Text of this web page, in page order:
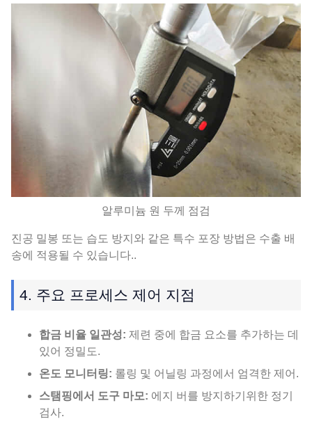
알루미늄 원 두께 점검
진공 밀봉 또는 습도 방지와 같은 특수 포장 방법은 수출 배
송에 적용될 수 있습니다..
4. 주요 프로세스 제어 지점
합금 비율 일관성: 제련 중에 합금 요소를 추가하는 데
있어 정밀도.
온도 모니터링: 롤링 및 어닐링 과정에서 엄격한 제어.
스탬핑에서 도구 마모: 에지 버를 방지하기위한 정기
검사.